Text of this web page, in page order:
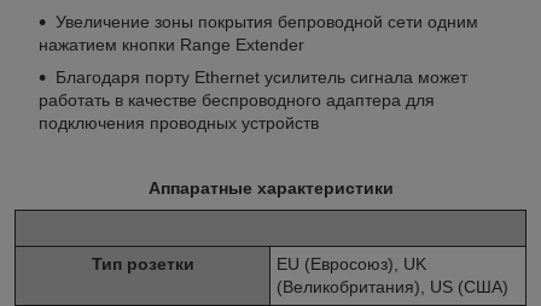
Увеличение зоны покрытия бепроводной сети одним
нажатием кнопки Range Extender
Благодаря порту Ethernet усилитель сигнала может
работать в качестве беспроводного адаптера для
подключения проводных устройств
Аппаратные характеристики
Тип розетки
EU (Евросоюз), UK
(Великобритания), US (США)